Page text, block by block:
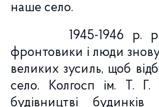
наше село.
1945-1946 р. р. в
фронтовики і люди
великих зусиль, щоб
село. Колгосп ім. Т.
будівництві